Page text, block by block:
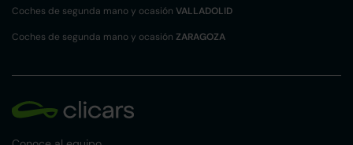
Coches de segunda mano y ocasión VALLADOLID
Coches de segunda mano y ocasión ZARAGOZA